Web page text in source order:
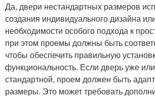
Да, двери нестандартных размеров
создания индивидуального дизайна
необходимости особого подхода к
при этом проемы должны быть
чтобы обеспечить правильную
функциональность. Если дверь уже
стандартной, проем должен быть
размеры. Это может требовать